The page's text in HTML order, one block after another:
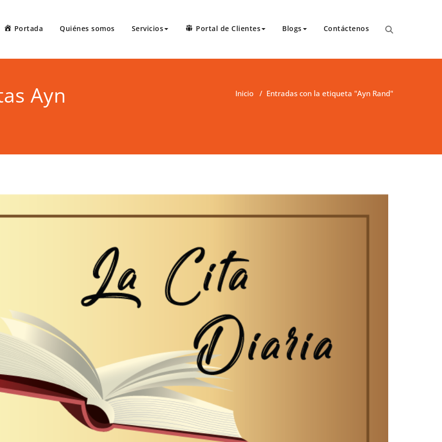
Portada Quiénes somos Servicios Portal de Clientes Blogs Contáctenos
Ayn Inicio / Entradas con la etiqueta "Ayn Rand"